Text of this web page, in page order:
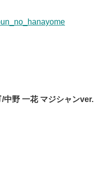
野 一花 マジシャンver.